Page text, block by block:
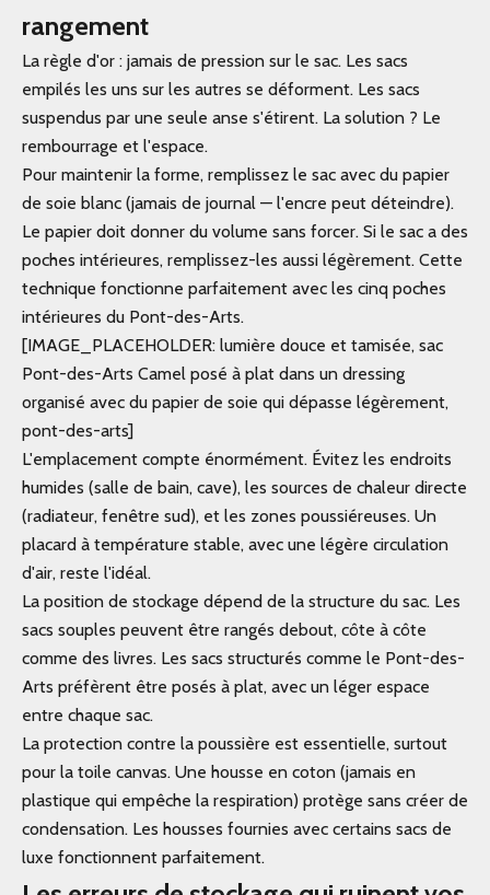
rangement
La règle d'or : jamais de pression sur le sac. Les sacs
empilés les uns sur les autres se déforment. Les sacs
suspendus par une seule anse s'étirent. La solution ? Le
rembourrage et l'espace.
Pour maintenir la forme, remplissez le sac avec du papier
de soie blanc (jamais de journal — l'encre peut déteindre).
Le papier doit donner du volume sans forcer. Si le sac a des
poches intérieures, remplissez-les aussi légèrement. Cette
technique fonctionne parfaitement avec les cinq poches
intérieures du Pont-des-Arts.
[IMAGE_PLACEHOLDER: lumière douce et tamisée, sac
Pont-des-Arts Camel posé à plat dans un dressing
organisé avec du papier de soie qui dépasse légèrement,
pont-des-arts]
L'emplacement compte énormément. Évitez les endroits
humides (salle de bain, cave), les sources de chaleur directe
(radiateur, fenêtre sud), et les zones poussiéreuses. Un
placard à température stable, avec une légère circulation
d'air, reste l'idéal.
La position de stockage dépend de la structure du sac. Les
sacs souples peuvent être rangés debout, côte à côte
comme des livres. Les sacs structurés comme le Pont-des-
Arts préfèrent être posés à plat, avec un léger espace
entre chaque sac.
La protection contre la poussière est essentielle, surtout
pour la toile canvas. Une housse en coton (jamais en
plastique qui empêche la respiration) protège sans créer de
condensation. Les housses fournies avec certains sacs de
luxe fonctionnent parfaitement.